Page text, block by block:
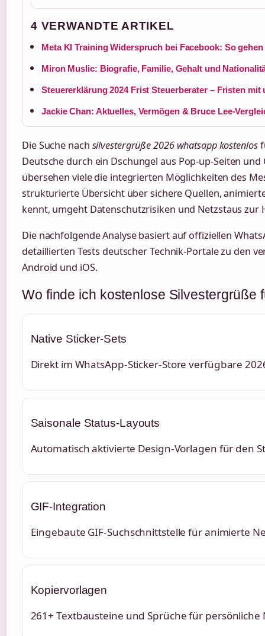
4 VERWANDTE ARTIKEL
Meta KI Training Widerspruch bei Facebook: So
Miron Muslic: Biografie, Familie, Gehalt und
Steuererklärung 2024 Frist Steuerberater – Fristen mit
Jackie Chan: Aktuelles, Vermögen & Bruce Lee-
Die Suche nach silvestergrüße 2026 whatsapp kostenlos
Deutsche durch ein Dschungel aus Pop-up-Seiten und
übersehen viele die integrierten Möglichkeiten des
strukturierte Übersicht über sichere Quellen,
kennt, umgeht Datenschutzrisiken und Netzstaus zur
Die nachfolgende Analyse basiert auf offiziellen
detaillierten Tests deutscher Technik-Portale zu den
Android und iOS.
Wo finde ich kostenlose Silvestergrüße
Native Sticker-Sets
Direkt im WhatsApp-Sticker-Store verfügbare
Saisonale Status-Layouts
Automatisch aktivierte Design-Vorlagen für den
GIF-Integration
Eingebaute GIF-Suchschnittstelle für animierte
Kopiervorlagen
261+ Textbausteine und Sprüche für persönliche